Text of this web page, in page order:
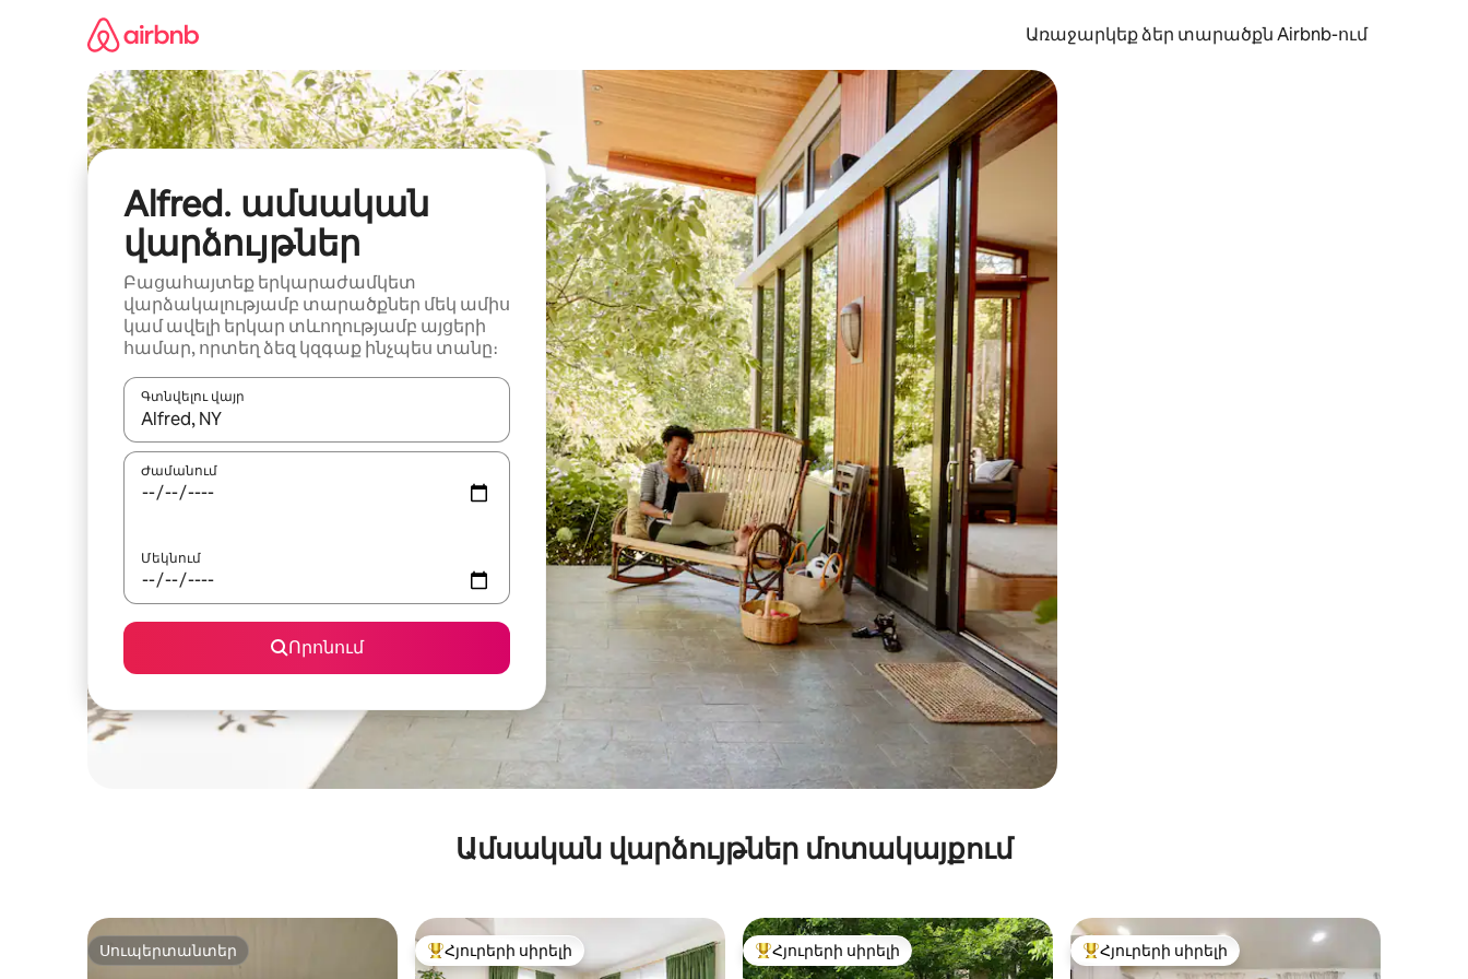
բովանդակությանը
Առաջարկեք ձեր տարածքն Airbnb-ում
Alfred․ ամսական
վարձույթներ
Բացահայտեք երկարաժամկետ
վարձակալությամբ տարածքներ մեկ ամիս
կամ ավելի երկար տևողությամբ այցերի
համար, որտեղ ձեզ կզգաք ինչպես տանը։
Գտնվելու վայր
Երբ արդյունքները հասանելի լինեն, սլաքների ստեղներով նավարկեք վեր և վար կամ ուսումնասիրեք հպելով կամ մատը սահեցնելով։
Ժամանում
Մեկնում
Որոնում
Ամսական վարձույթներ մոտակայքում
Սուպերտանտեր
Սուպերտանտեր Հյուրերի սիրելի լավագույն տները
Հյուրերի սիրելի Հյուրերի սիրելի լավագույն տները
Հյուրերի սիրելի Հյուրերի սիրելի լավագույն տները
Հյուրերի սիրելի